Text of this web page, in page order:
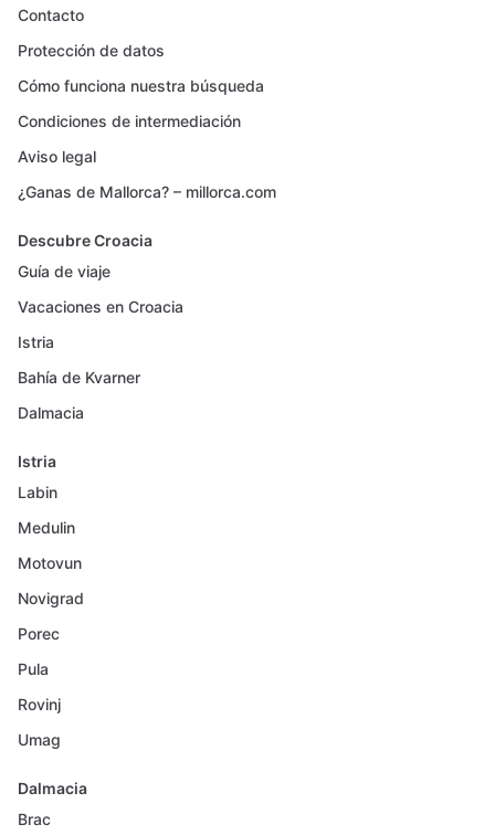
Contacto
Protección de datos
Cómo funciona nuestra búsqueda
Condiciones de intermediación
Aviso legal
¿Ganas de Mallorca? – millorca.com
Descubre Croacia
Guía de viaje
Vacaciones en Croacia
Istria
Bahía de Kvarner
Dalmacia
Istria
Labin
Medulin
Motovun
Novigrad
Porec
Pula
Rovinj
Umag
Dalmacia
Brac